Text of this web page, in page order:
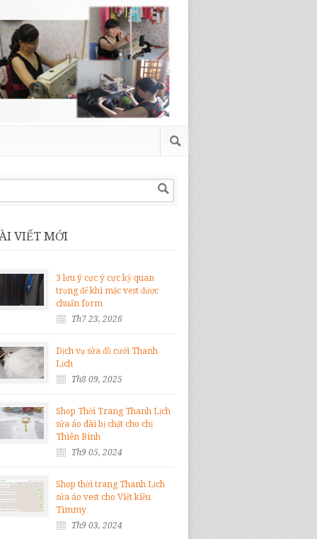
VIẾT MỚI
3 lưu ý cực ý cực kỳ quan
trọng để khi mặc vest được
chuẩn form
Th7 23, 2026
Dịch vụ sửa đồ cưới Thanh
Lịch
Th8 09, 2025
Shop Thời Trang Thanh Lịch
sửa áo dài bị chật cho chị
Thiên Bình
Th9 05, 2024
Shop thời trang Thanh Lịch
sửa áo vest cho Việt kiều
Timmy
Th9 03, 2024